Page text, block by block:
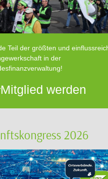
Teil der größten und
in der
Mitglied werden
2026